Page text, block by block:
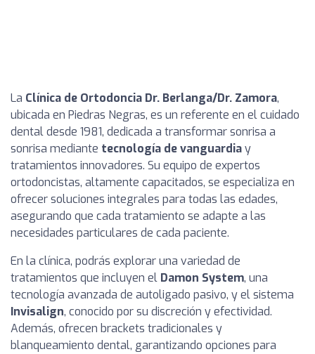
La Clínica de Ortodoncia Dr. Berlanga/Dr. Zamora,
ubicada en Piedras Negras, es un referente en el cuidado
dental desde 1981, dedicada a transformar sonrisa a
sonrisa mediante tecnología de vanguardiay
tratamientos innovadores. Su equipo de expertos
ortodoncistas, altamente capacitados, se especializa en
ofrecer soluciones integrales para todas las edades,
asegurando que cada tratamiento se adapte a las
necesidades particulares de cada paciente.
En la clínica, podrás explorar una variedad de
tratamientos que incluyen el Damon System, una
tecnología avanzada de autoligado pasivo, y el sistema
Invisalign, conocido por su discreción y efectividad.
Además, ofrecen brackets tradicionales y
blanqueamiento dental, garantizando opciones para